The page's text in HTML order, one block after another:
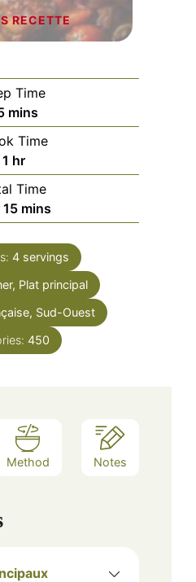
RECETTE
Time
minutes
mins
Time
1 hour
hr
Time
15minutes
mins
4 servings
Plat principal
Sud-Ouest
450
Method Notes